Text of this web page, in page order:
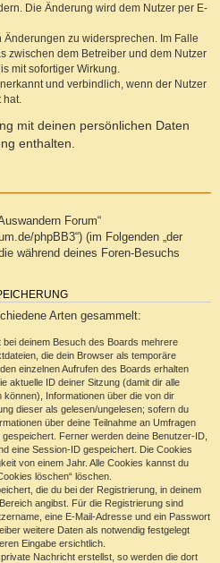
Die Änderung wird dem Nutzer per E-
Änderungen zu widersprechen. Im Falle
zwischen dem Betreiber und dem Nutzer
mit sofortiger Wirkung.
und verbindlich, wenn der Nutzer
mit deinen persönlichen Daten
enthalten.
Forum“
phpBB3“) (im Folgenden „der
während deines Foren-Besuchs
Arten gesammelt:
deinem Besuch des Boards mehrere
die dein Browser als temporäre
einzelnen Aufrufen des Boards erhalten
aktuelle ID deiner Sitzung (damit dir alle
Informationen über die von dir
dieser als gelesen/ungelesen; sofern du
über deine Teilnahme an Umfragen
Ferner werden deine Benutzer-ID,
eine Session-ID gespeichert. Die Cookies
von einem Jahr. Alle Cookies kannst du
löschen“ löschen.
die du bei der Registrierung, in deinem
angibst. Für die Registrierung sind
eine E-Mail-Adresse und ein Passwort
weitere Daten als notwendig festgelegt
Eingabe ersichtlich.
Nachricht erstellst, so werden die dort